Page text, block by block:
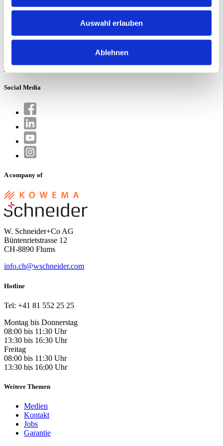
Auswahl erlauben
Ablehnen
Jobs
W. Schneider+Co AG
Büntenrietstrasse 12
info.ch@wschneider.com
Social Media
A company of
W. Schneider+Co AG
Büntenrietstrasse 12
CH-8890 Flums
info.ch@wschneider.com
Hotline
Tel: +41 81 552 25 25
Montag bis Donnerstag
08:00 bis 11:30 Uhr
13:30 bis 16:30 Uhr
Freitag
08:00 bis 11:30 Uhr
13:30 bis 16:00 Uhr
Weitere Themen
Medien
Kontakt
Jobs
Garantie